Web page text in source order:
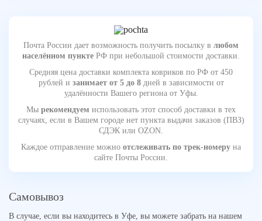
Почта России дает возможность получить посылку в любом
населённом пункте РФ при небольшой стоимости доставки.
Средняя цена доставки комплекта ковриков по РФ от 450
рублей и занимает от 5 до 8дней в зависимости от
удалённости Вашего региона от Уфы.
Мы рекомендуем использовать этот способ доставки в тех
случаях, если в Вашем городе нет пункта выдачи заказов (ПВЗ)
СДЭК или OZON.
Каждое отправление можно отслеживать по трек-номеру на
сайте Почты России.
Самовывоз
В случае, если вы находитесь в Уфе, вы можете забрать на нашем